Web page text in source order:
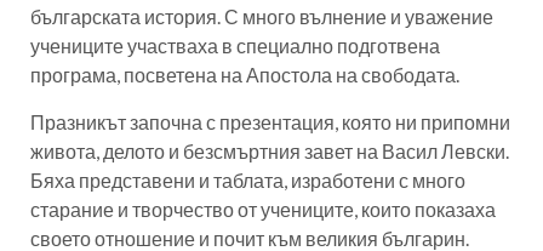
българската история. С много вълнение и уважение
учениците участваха в специално подготвена
програма, посветена на Апостола на свободата.
Празникът започна с презентация, която ни припомни
живота, делото и безсмъртния завет на Васил Левски.
Бяха представени и таблата, изработени с много
старание и творчество от учениците, които показаха
своето отношение и почит към великия българин.